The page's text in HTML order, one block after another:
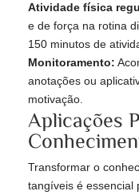
Atividade física
e de força na rotina
150 minutos de
Monitoramento:
anotações ou
motivação.
Aplicações
Transformar o
tangíveis é essencial